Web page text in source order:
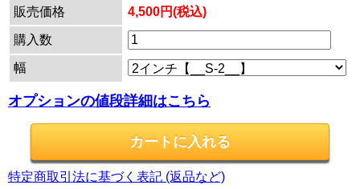
販売価格
4,500円(税込)
購入数
幅
オプションの値段詳細はこちら
特定商取引法に基づく表記 (返品など)